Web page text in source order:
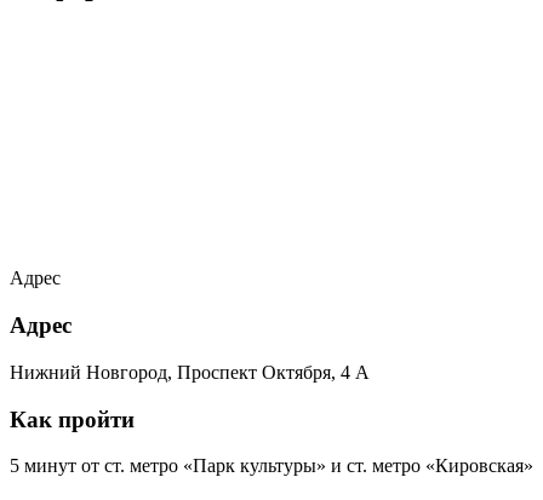
Адрес
Адрес
Нижний Новгород, Проспект Октября, 4 А
Как пройти
5 минут от ст. метро «Парк культуры» и ст. метро «Кировская»